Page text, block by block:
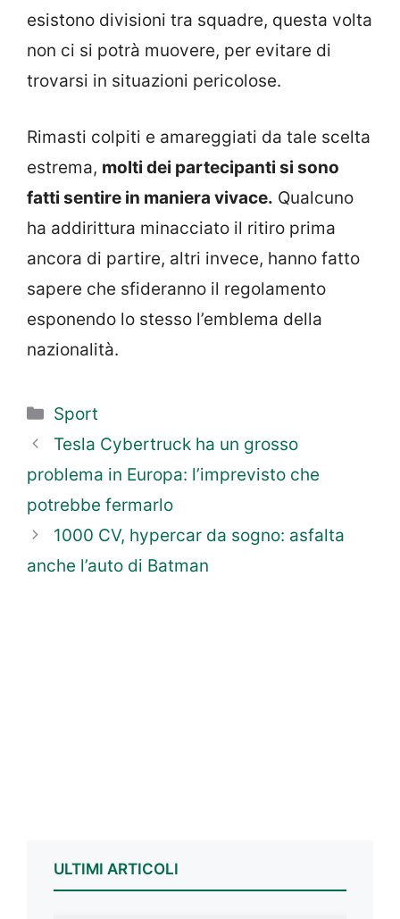
esistono divisioni tra squadre, questa volta
non ci si potrà muovere, per evitare di
trovarsi in situazioni pericolose.
Rimasti colpiti e amareggiati da tale scelta
estrema, molti dei partecipanti si sono
fatti sentire in maniera vivace. Qualcuno
ha addirittura minacciato il ritiro prima
ancora di partire, altri invece, hanno fatto
sapere che sfideranno il regolamento
esponendo lo stesso l’emblema della
nazionalità.
Categorie
Sport
Tesla Cybertruck ha un grosso
problema in Europa: l’imprevisto che
potrebbe fermarlo
1000 CV, hypercar da sogno: asfalta
anche l’auto di Batman
ULTIMI ARTICOLI